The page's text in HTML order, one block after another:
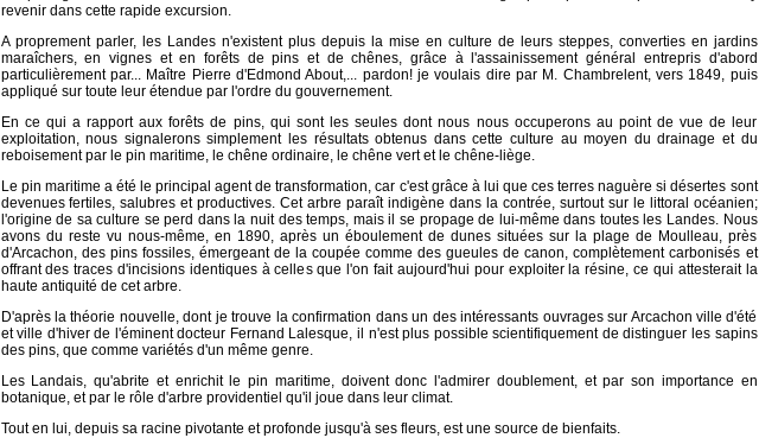
revenir dans cette rapide excursion.
A proprement parler, les Landes n'existent plus depuis la mise en culture de leurs steppes, converties en jardins
maraîchers, en vignes et en forêts de pins et de chênes, grâce à l'assainissement général entrepris d'abord
particulièrement par... Maître Pierre d'Edmond About,... pardon! je voulais dire par M. Chambrelent, vers 1849, puis
appliqué sur toute leur étendue par l'ordre du gouvernement.
En ce qui a rapport aux forêts de pins, qui sont les seules dont nous nous occuperons au point de vue de leur
exploitation, nous signalerons simplement les résultats obtenus dans cette culture au moyen du drainage et du
reboisement par le pin maritime, le chêne ordinaire, le chêne vert et le chêne-liège.
Le pin maritime a été le principal agent de transformation, car c'est grâce à lui que ces terres naguère si désertes sont
devenues fertiles, salubres et productives. Cet arbre paraît indigène dans la contrée, surtout sur le littoral océanien;
l'origine de sa culture se perd dans la nuit des temps, mais il se propage de lui-même dans toutes les Landes. Nous
avons du reste vu nous-même, en 1890, après un éboulement de dunes situées sur la plage de Moulleau, près
d'Arcachon, des pins fossiles, émergeant de la coupée comme des gueules de canon, complètement carbonisés et
offrant des traces d'incisions identiques à celles que l'on fait aujourd'hui pour exploiter la résine, ce qui attesterait la
haute antiquité de cet arbre.
D'après la théorie nouvelle, dont je trouve la confirmation dans un des intéressants ouvrages sur Arcachon ville d'été
et ville d'hiver de l'éminent docteur Fernand Lalesque, il n'est plus possible scientifiquement de distinguer les sapins
des pins, que comme variétés d'un même genre.
Les Landais, qu'abrite et enrichit le pin maritime, doivent donc l'admirer doublement, et par son importance en
botanique, et par le rôle d'arbre providentiel qu'il joue dans leur climat.
Tout en lui, depuis sa racine pivotante et profonde jusqu'à ses fleurs, est une source de bienfaits.